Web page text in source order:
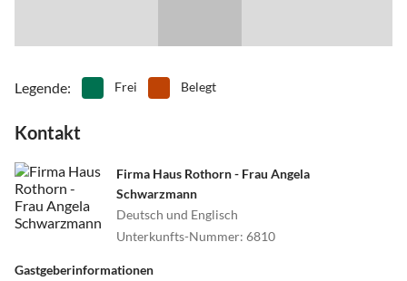
Legende: Frei Belegt
Kontakt
Firma Haus Rothorn - Frau Angela
Schwarzmann
Deutsch und Englisch
Unterkunfts-Nummer: 6810
Gastgeberinformationen